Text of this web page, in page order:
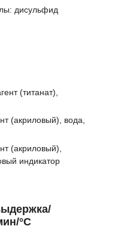
дисульфид
(титанат),
(акриловый), вода,
(акриловый),
индикатор
°С